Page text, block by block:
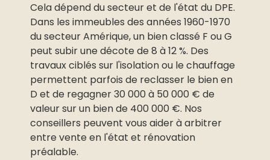
Cela dépend du secteur et de l'état du DPE.
Dans les immeubles des années 1960-1970
du secteur Amérique, un bien classé F ou G
peut subir une décote de 8 à 12 %. Des
travaux ciblés sur l'isolation ou le chauffage
permettent parfois de reclasser le bien en
D et de regagner 30 000 à 50 000 € de
valeur sur un bien de 400 000 €. Nos
conseillers peuvent vous aider à arbitrer
entre vente en l'état et rénovation
préalable.